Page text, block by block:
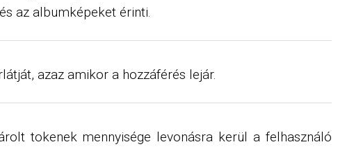
az albumképeket érinti.
azaz amikor a hozzáférés lejár.
tokenek mennyisége levonásra kerül a felhasználó